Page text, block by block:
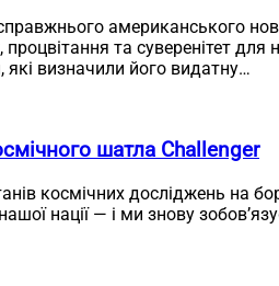
американського
та суверенітет для
які визначили його видатну…
шатла Challenger
космічних досліджень на
нації — і ми знову